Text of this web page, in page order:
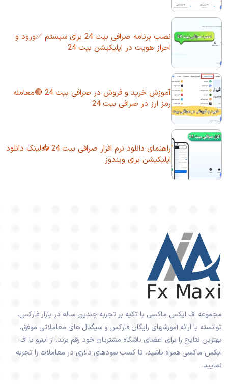
نصب برنامه صرافی بیت 24 برای سیستم ✅ورود و
احراز هویت در اپلیکیشن بیت 24
آموزش خرید و فروش در صرافی بیت 24 🔴معامله
رمز ارز در صرافی بیت 24
راهنمای دانلود نرم افزار صرافی بیت 24 📥لینک دانلود
اپلیکیشن برای ویندوز
مجموعه اف ایکس ماکسی با تکیه بر تجربه چندین ساله در بازار فارکس،
توانسته با ارائه آموزشهای رایگان فارکس و سیگنال های معاملاتی موفق،
بهترین نتایج را برای اعضای باشگاه مشتریان خود رقم بزند. از اینرو با اف
ایکس ماکسی همراه باشید، تا کسب سودهای دلاری در معاملات را تجربه
نمایید.